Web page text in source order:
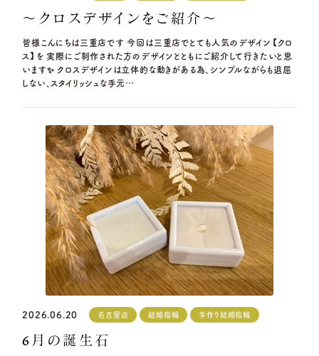
～クロスデザインをご紹介～
皆様こんにちは三重店です 今回は三重店でとても人気のデザイン【クロ
ス】を 実際にご制作された方のデザインとともにご紹介して行きたいと思
います✨ クロスデザインは立体的な動きがある為、シンプルながらも退屈
しない、スタイリッシュな手元…
2026.06.20 名古屋店 結婚指輪 手作り結婚指輪
6月の誕生石